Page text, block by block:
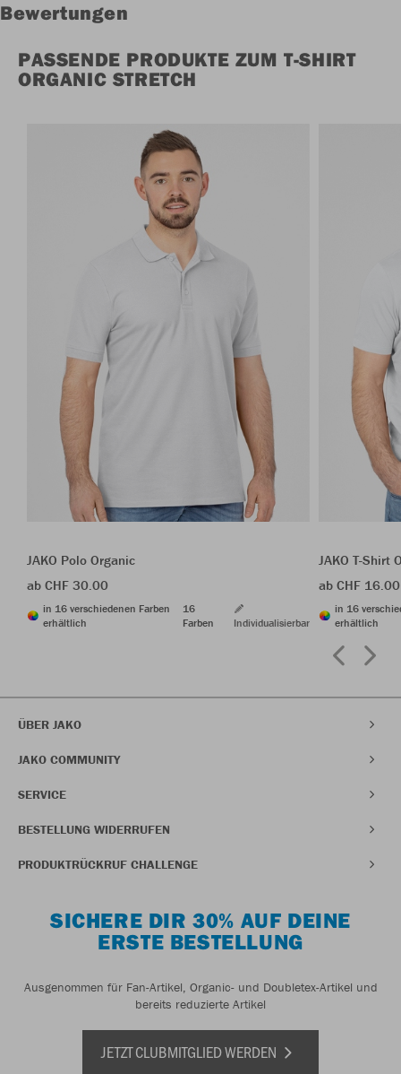
Bewertungen
PASSENDE PRODUKTE ZUM T-SHIRT
ORGANIC STRETCH
JAKO Polo Organic
ab CHF 30.00
in 16 verschiedenen Farben
erhältlich
16
Farben
Individualisierbar
JAKO T-Shirt
ab CHF 16.00
in 16
erhältlich
ÜBER JAKO
JAKO COMMUNITY
SERVICE
BESTELLUNG WIDERRUFEN
PRODUKTRÜCKRUF CHALLENGE
SICHERE DIR 30% AUF DEINE
ERSTE BESTELLUNG
Ausgenommen für Fan-Artikel, Organic- und Doubletex-Artikel und
bereits reduzierte Artikel
JETZT CLUBMITGLIED WERDEN